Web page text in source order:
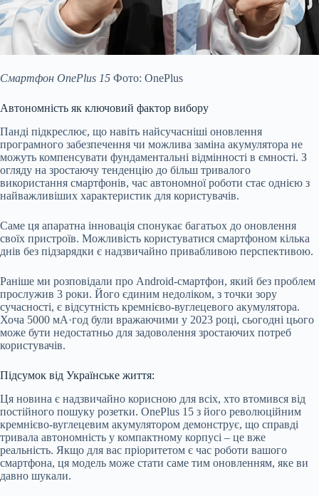
Смартфон OnePlus 15 Фото: OnePlus
Автономність як ключовий фактор вибору
Панді підкреслює, що навіть найсучасніші оновлення
програмного забезпечення чи можлива заміна акумулятора не
можуть компенсувати фундаментальні відмінності в ємності. З
огляду на зростаючу тенденцію до більш тривалого
використання смартфонів, час автономної роботи стає однією з
найважливіших характеристик для користувачів.
Саме ця апаратна інновація спонукає багатьох до оновлення
своїх пристроїв. Можливість користуватися смартфоном кілька
днів без підзарядки є надзвичайно привабливою перспективою.
Раніше ми розповідали про Android-смартфон, який без проблем
прослужив 3 роки. Його єдиним недоліком, з точки зору
сучасності, є відсутність кремнієво-вуглецевого акумулятора.
Хоча 5000 мА·год були вражаючими у 2023 році, сьогодні цього
може бути недостатньо для задоволення зростаючих потреб
користувачів.
Підсумок від Українське життя:
Ця новина є надзвичайно корисною для всіх, хто втомився від
постійного пошуку розетки. OnePlus 15 з його революційним
кремнієво-вуглецевим акумулятором демонструє, що справді
тривала автономність у компактному корпусі – це вже
реальність. Якщо для вас пріоритетом є час роботи вашого
смартфона, ця модель може стати саме тим оновленням, яке ви
давно шукали.